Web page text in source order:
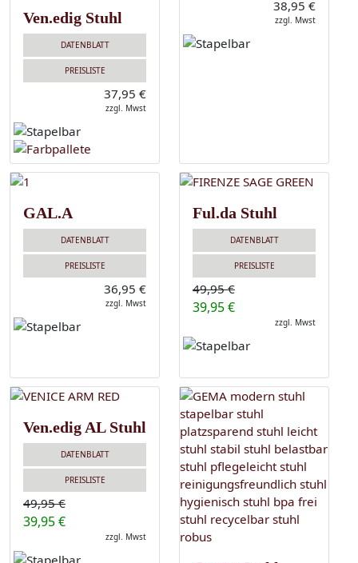
Ven.edig Stuhl
DATENBLATT
PREISLISTE
37,95 €
zzgl. Mwst
38,95 €
zzgl. Mwst
GAL.A
DATENBLATT
PREISLISTE
36,95 €
zzgl. Mwst
Ful.da Stuhl
DATENBLATT
PREISLISTE
49,95 €
39,95 €
zzgl. Mwst
Ven.edig AL Stuhl
DATENBLATT
PREISLISTE
49,95 €
39,95 €
zzgl. Mwst